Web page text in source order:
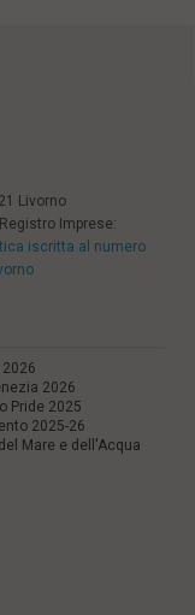
Livorno
Imprese:
iscritta al numero
2026
Pride 2025
2025-26
Mare e dell'Acqua